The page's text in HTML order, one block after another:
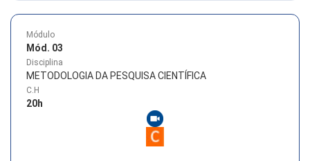
Módulo
Mód. 03
Disciplina
METODOLOGIA DA PESQUISA CIENTÍFICA
C.H
20h